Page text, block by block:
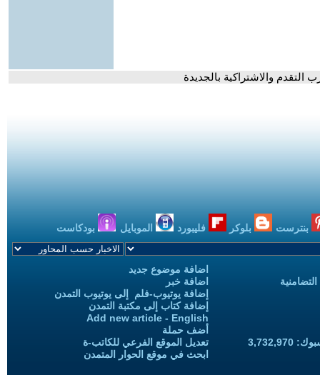
التقدم والاشتراكية بالجديدة
بنترست بلوكر فليبورد الموبايل بودكاست
اضافة موضوع جديد
اضافة خبر
إضافة يوتيوب-فلم إلى يوتيوب التمدن
إضافة كتاب إلى مكتبة التمدن
Add new article - English
أضف حملة
تعديل الموقع الفرعي للكاتب-ة
ابحث في موقع الحوار المتمدن